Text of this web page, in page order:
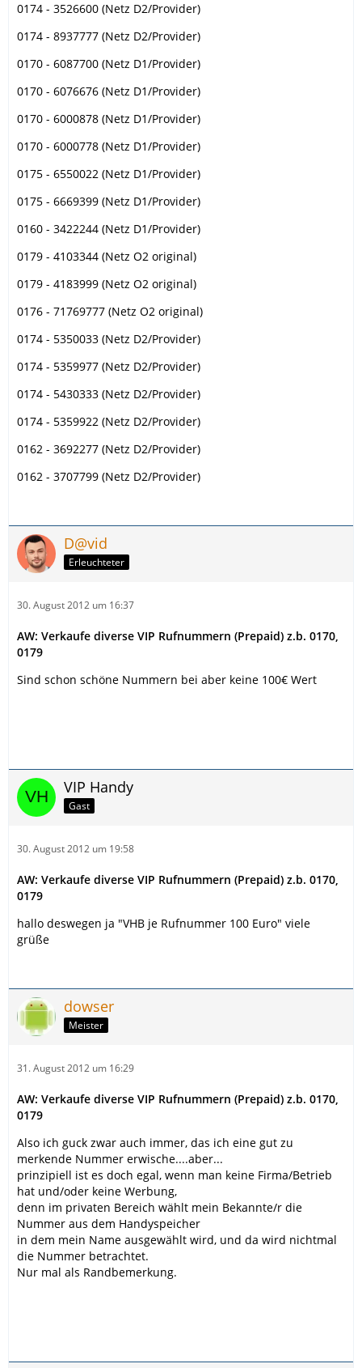
0174 - 3526600 (Netz D2/Provider)
0174 - 8937777 (Netz D2/Provider)
0170 - 6087700 (Netz D1/Provider)
0170 - 6076676 (Netz D1/Provider)
0170 - 6000878 (Netz D1/Provider)
0170 - 6000778 (Netz D1/Provider)
0175 - 6550022 (Netz D1/Provider)
0175 - 6669399 (Netz D1/Provider)
0160 - 3422244 (Netz D1/Provider)
0179 - 4103344 (Netz O2 original)
0179 - 4183999 (Netz O2 original)
0176 - 71769777 (Netz O2 original)
0174 - 5350033 (Netz D2/Provider)
0174 - 5359977 (Netz D2/Provider)
0174 - 5430333 (Netz D2/Provider)
0174 - 5359922 (Netz D2/Provider)
0162 - 3692277 (Netz D2/Provider)
0162 - 3707799 (Netz D2/Provider)
D@vid
Erleuchteter
30. August 2012 um 16:37
AW: Verkaufe diverse VIP Rufnummern (Prepaid) z.b. 0170,
0179
Sind schon schöne Nummern bei aber keine 100€ Wert
VIP Handy
Gast
30. August 2012 um 19:58
AW: Verkaufe diverse VIP Rufnummern (Prepaid) z.b. 0170,
0179
hallo deswegen ja "VHB je Rufnummer 100 Euro" viele
grüße
dowser
Meister
31. August 2012 um 16:29
AW: Verkaufe diverse VIP Rufnummern (Prepaid) z.b. 0170,
0179
Also ich guck zwar auch immer, das ich eine gut zu
merkende Nummer erwische....aber...
prinzipiell ist es doch egal, wenn man keine Firma/Betrieb
hat und/oder keine Werbung,
denn im privaten Bereich wählt mein Bekannte/r die
Nummer aus dem Handyspeicher
in dem mein Name ausgewählt wird, und da wird nichtmal
die Nummer betrachtet.
Nur mal als Randbemerkung.